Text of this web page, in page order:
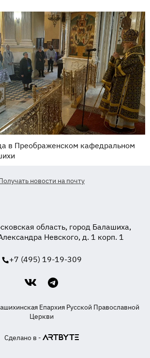
в Преображенском кафедральном
новости на почту
область, город Балашиха,
Невского, д. 1 корп. 1
+7 (495) 19-19-309
Епархия Русской Православной
Церкви
Сделано в -